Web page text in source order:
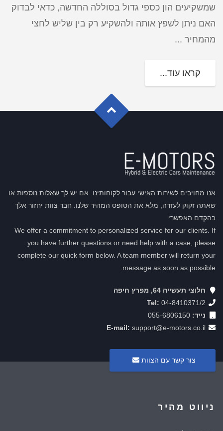
שמשקיעים הון כספי גדול בסוללה החדשה, כדאי לבדוק
האם ניתן לשפץ אותה ולהשקיע רק בין שליש לחצי
מהמחיר ...
קראו עוד...
אנו מחויבים לשירות האישי עבור לקוחותינו. אם יש לך שאלות נוספות או
שאתה זקוק לעזרה, מלא את הטופס המהיר שלנו. חבר צוות יחזור אלך
בהקדם האפשרי
We offer a commitment to personalized service for our clients. If
you have further questions or need help with a case, please
complete our quick form below. A team member will return your
message as soon as possible.
חלוצי תעשייה 64, מפרץ חיפה
Tel: 04-8410371/2
נייד: 055-6806150
E-mail: support@e-motors.co.il
צור קשר עם הצוות
ניווט מהיר
G
o
t
o
T
o
p